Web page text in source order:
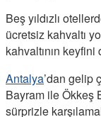
Beş yıldızlı
ücretsiz kahvaltı
kahvaltının keyfini
Antalya’dan gelip
Bayram ile Ökkeş
sürprizle